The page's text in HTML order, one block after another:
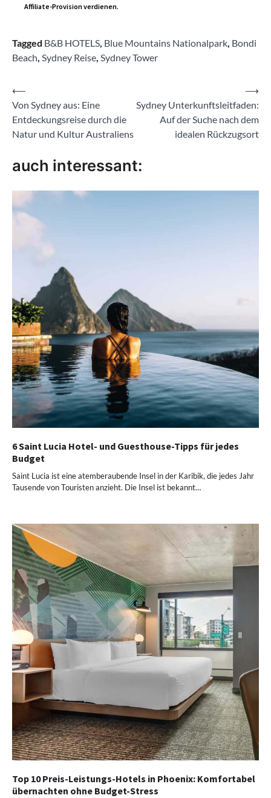
Affiliate-Provision verdienen.
Tagged B&B HOTELS Blue Mountains Nationalpark Bondi
Beach Sydney Reise Sydney Tower
Beitragsnavigation
⟵
Von Sydney aus: Eine
Entdeckungsreise durch die
Natur und Kultur Australiens
Sydney Unterkunftsleitfaden:
Auf der Suche nach dem
idealen Rückzugsort
⟶
auch interessant:
6 Saint Lucia Hotel- und Guesthouse-Tipps für jedes
Budget
Saint Lucia ist eine atemberaubende Insel in der Karibik, die jedes Jahr
Tausende von Touristen anzieht. Die Insel ist bekannt…
Top 10 Preis-Leistungs-Hotels in Phoenix: Komfortabel
übernachten ohne Budget-Stress